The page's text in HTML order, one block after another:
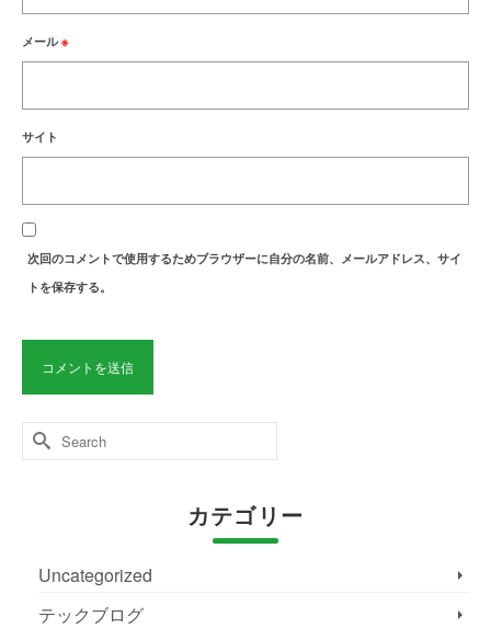
メール※
サイト
次回のコメントで使用するためブラウザーに自分の名前、メールアドレス、サイ
トを保存する。
Search
for:
カテゴリー
Uncategorized
テックブログ